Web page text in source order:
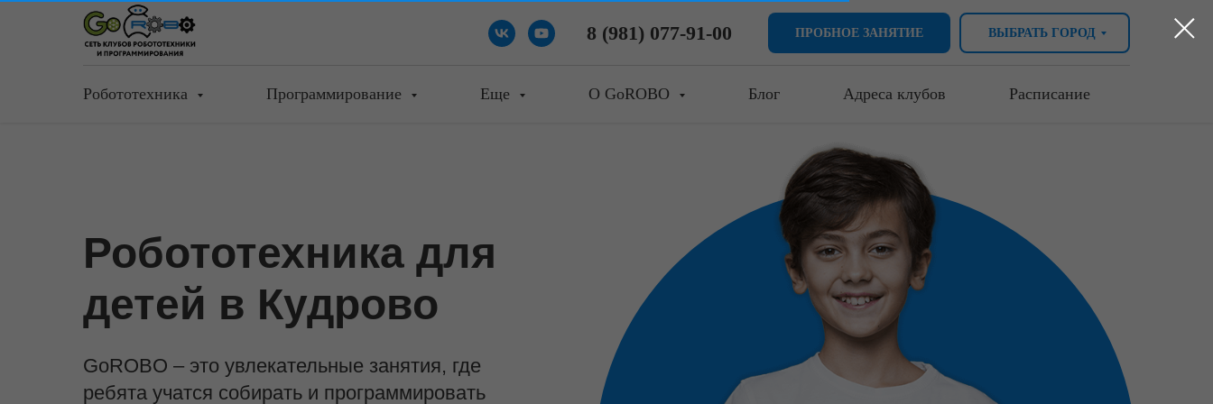
8 (981) 077-91-00 ПРОБНОЕ ЗАНЯТИЕ ВЫБРАТЬ ГОРОД
Робототехника Программирование Еще О GoROBO Блог Адреса клубов Расписание
Робототехника для
детей в Кудрово
GoROBO – это увлекательные занятия, где
ребята учатся собирать и программировать